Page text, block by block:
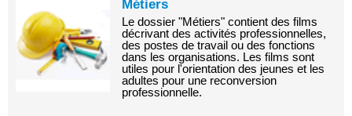
Métiers
Le dossier "Métiers" contient des films
décrivant des activités professionnelles,
des postes de travail ou des fonctions
dans les organisations. Les films sont
utiles pour l'orientation des jeunes et les
adultes pour une reconversion
professionnelle.